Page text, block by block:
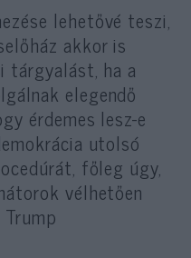
lehetővé teszi,
akkor is
tárgyalást, ha a
elegendő
érdemes lesz-e
utolsó
főleg úgy,
vélhetően